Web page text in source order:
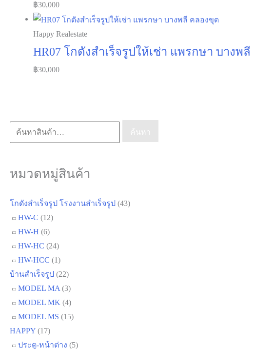
฿30,000
Happy Realestate
HR07 โกดังสำเร็จรูปให้เช่า แพรกษา บางพ
฿30,000
ค้นหา:
ค้นหา
หมวดหมู่สินค้า
โกดังสำเร็จรูป โรงงานสำเร็จรูป (43)
HW-C (12)
HW-H (6)
HW-HC (24)
HW-HCC (1)
บ้านสำเร็จรูป (22)
MODEL MA (3)
MODEL MK (4)
MODEL MS (15)
HAPPY (17)
ประตู-หน้าต่าง (5)